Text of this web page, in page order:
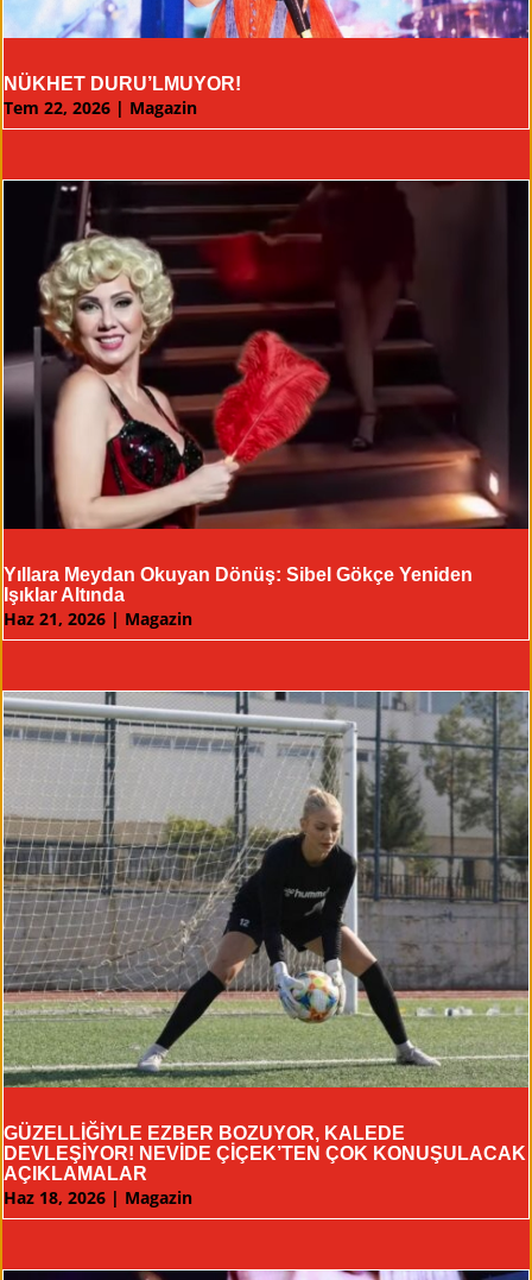
NÜKHET DURU’LMUYOR!
Tem 22, 2026 | Magazin
Yıllara Meydan Okuyan Dönüş: Sibel Gökçe Yeniden
Işıklar Altında
Haz 21, 2026 | Magazin
GÜZELLİĞİYLE EZBER BOZUYOR, KALEDE
DEVLEŞİYOR! NEVİDE ÇİÇEK’TEN ÇOK KONUŞULACAK
AÇIKLAMALAR
Haz 18, 2026 | Magazin